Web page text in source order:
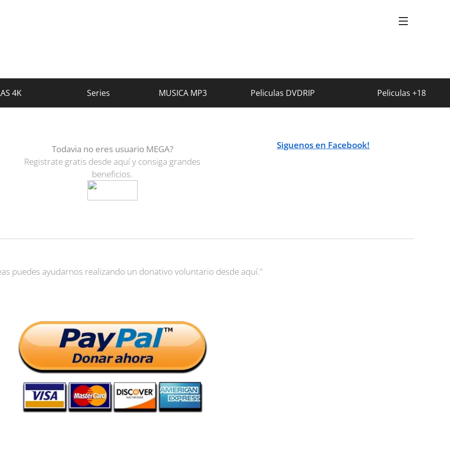
4K Series MUSICA MP3 Peliculas DVDRIP Peliculas +18
Todavia no eres usuario MEGA?
Registrate gratis desde aquí y consiga grandes
beneficios.
Siguenos en Facebook!
puedes ayudarnos realizando un donativo voluntario desde aquí."